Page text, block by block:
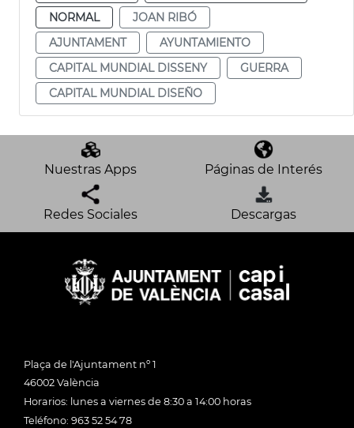
NORMAL
JOAN RIBÓ
AJUNTAMENT
AYUNTAMIENTO
CAPITAL MUNDIAL DISSENY
GUERRA
CAPITAL MUNDIAL DISEÑO
Nuestras Apps Páginas de Interés
Redes Sociales Descargas
Plaça de l'Ajuntament nº 1
46002 València
Horarios: lunes a viernes de 8:30 a 14:00 horas
Teléfono: 963 52 54 78